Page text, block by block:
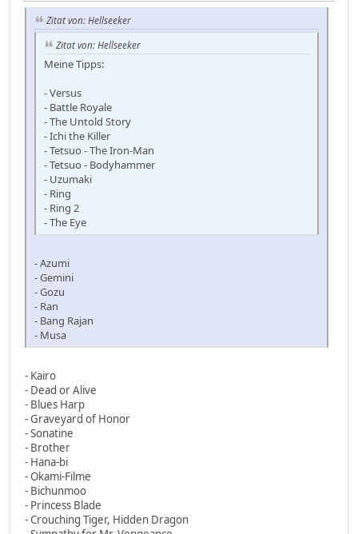
Zitat von: Hellseeker
Zitat von: Hellseeker
Meine Tipps:
- Versus
- Battle Royale
- The Untold Story
- Ichi the Killer
- Tetsuo - The Iron-Man
- Tetsuo - Bodyhammer
- Uzumaki
- Ring
- Ring 2
- The Eye
- Azumi
- Gemini
- Gozu
- Ran
- Bang Rajan
- Musa
- Kairo
- Dead or Alive
- Blues Harp
- Graveyard of Honor
- Sonatine
- Brother
- Hana-bi
- Okami-Filme
- Bichunmoo
- Princess Blade
- Crouching Tiger, Hidden Dragon